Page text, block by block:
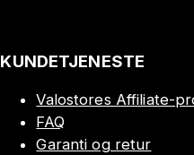
KUNDETJENESTE
Valostores Affiliate-
FAQ
Garanti og retur